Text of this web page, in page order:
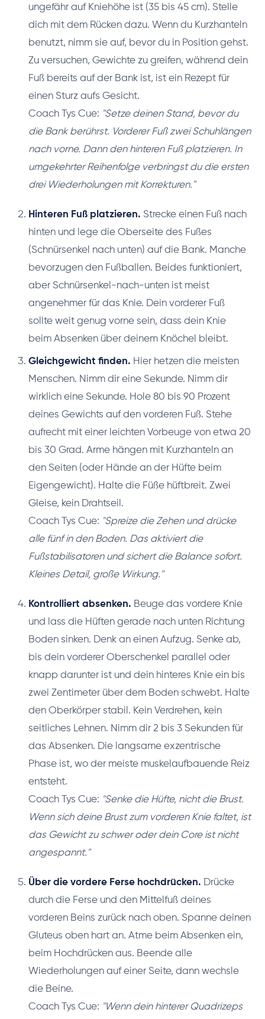
ungefähr auf Kniehöhe ist (35 bis 45 cm). Stelle
dich mit dem Rücken dazu. Wenn du Kurzhanteln
benutzt, nimm sie auf, bevor du in Position gehst.
Zu versuchen, Gewichte zu greifen, während dein
Fuß bereits auf der Bank ist, ist ein Rezept für
einen Sturz aufs Gesicht.
Coach Tys Cue: "Setze deinen Stand, bevor du
die Bank berührst. Vorderer Fuß zwei Schuhlängen
nach vorne. Dann den hinteren Fuß platzieren. In
umgekehrter Reihenfolge verbringst du die ersten
drei Wiederholungen mit Korrekturen."
Hinteren Fuß platzieren. Strecke einen Fuß nach
hinten und lege die Oberseite des Fußes
(Schnürsenkel nach unten) auf die Bank. Manche
bevorzugen den Fußballen. Beides funktioniert,
aber Schnürsenkel-nach-unten ist meist
angenehmer für das Knie. Dein vorderer Fuß
sollte weit genug vorne sein, dass dein Knie
beim Absenken über deinem Knöchel bleibt.
Gleichgewicht finden. Hier hetzen die meisten
Menschen. Nimm dir eine Sekunde. Nimm dir
wirklich eine Sekunde. Hole 80 bis 90 Prozent
deines Gewichts auf den vorderen Fuß. Stehe
aufrecht mit einer leichten Vorbeuge von etwa 20
bis 30 Grad. Arme hängen mit Kurzhanteln an
den Seiten (oder Hände an der Hüfte beim
Eigengewicht). Halte die Füße hüftbreit. Zwei
Gleise, kein Drahtseil.
Coach Tys Cue: "Spreize die Zehen und drücke
alle fünf in den Boden. Das aktiviert die
Fußstabilisatoren und sichert die Balance sofort.
Kleines Detail, große Wirkung."
Kontrolliert absenken. Beuge das vordere Knie
und lass die Hüften gerade nach unten Richtung
Boden sinken. Denk an einen Aufzug. Senke ab,
bis dein vorderer Oberschenkel parallel oder
knapp darunter ist und dein hinteres Knie ein bis
zwei Zentimeter über dem Boden schwebt. Halte
den Oberkörper stabil. Kein Verdrehen, kein
seitliches Lehnen. Nimm dir 2 bis 3 Sekunden für
das Absenken. Die langsame exzentrische
Phase ist, wo der meiste muskelaufbauende Reiz
entsteht.
Coach Tys Cue: "Senke die Hüfte, nicht die Brust.
Wenn sich deine Brust zum vorderen Knie faltet, ist
das Gewicht zu schwer oder dein Core ist nicht
angespannt."
Über die vordere Ferse hochdrücken. Drücke
durch die Ferse und den Mittelfuß deines
vorderen Beins zurück nach oben. Spanne deinen
Gluteus oben hart an. Atme beim Absenken ein,
beim Hochdrücken aus. Beende alle
Wiederholungen auf einer Seite, dann wechsle
die Beine.
Coach Tys Cue: "Wenn dein hinterer Quadrizeps